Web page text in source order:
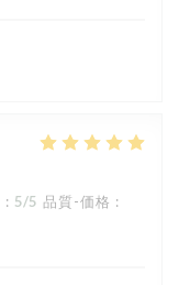
: 5/5 品質-価格 :